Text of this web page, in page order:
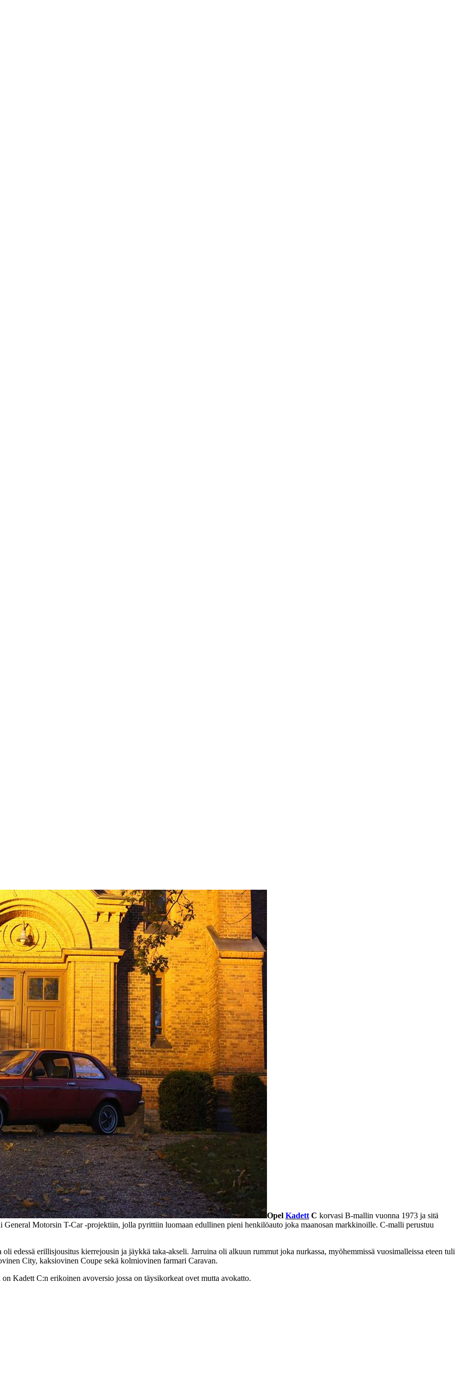
Opel Kadett C korvasi B-mallin vuonna 1973 ja sitä
Motorsin T-Car -projektiin, jolla pyrittiin luomaan edullinen pieni henkilöauto joka maanosan markkinoille. C-malli perustuu
edessä erillisjousitus kierrejousin ja jäykkä taka-akseli. Jarruina oli alkuun rummut joka nurkassa, myöhemmissä vuosimalleissa eteen tuli
City, kaksiovinen Coupe sekä kolmiovinen farmari Caravan.
Kadett C:n erikoinen avoversio jossa on täysikorkeat ovet mutta avokatto.